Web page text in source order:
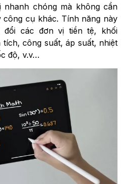
chóng mà không cần
công cụ khác. Tính năng này
đổi các đơn vị tiền tệ, khối
công suất, áp suất, nhiệt
độ, v.v…